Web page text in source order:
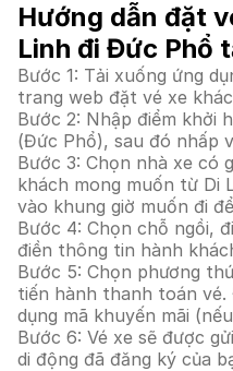
Hướng dẫn đặt
Linh đi Đức Phổ
Bước 1: Tải xuống ứng
trang web đặt vé xe
Bước 2: Nhập điểm khởi
(Đức Phổ), sau đó nhấp
Bước 3: Chọn nhà xe có
khách mong muốn từ Di
vào khung giờ muốn đi
Bước 4: Chọn chỗ ngồi,
điền thông tin hành
Bước 5: Chọn phương
tiến hành thanh toán vé.
dụng mã khuyến mãi
Bước 6: Vé xe sẽ được
di động đã đăng ký của